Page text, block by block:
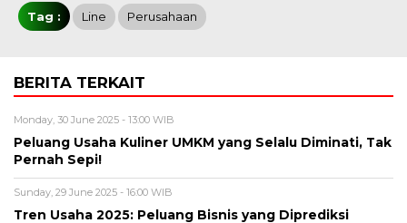
Tag : Line Perusahaan
BERITA TERKAIT
Monday, 30 June 2025 - 13:00 WIB
Peluang Usaha Kuliner UMKM yang Selalu Diminati, Tak
Pernah Sepi!
Sunday, 29 June 2025 - 16:00 WIB
Tren Usaha 2025: Peluang Bisnis yang Diprediksi